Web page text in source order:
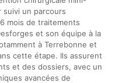
suivi un parcours
mois de traitements
et son équipe à la
à Terrebonne et
cette étape. Ils assurent
et des dossiers, avec un
avancées de